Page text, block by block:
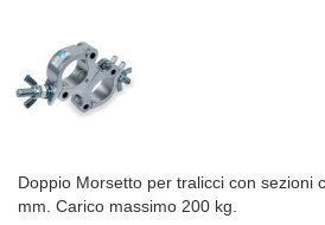
Doppio Morsetto per tralicci con sezioni
mm. Carico massimo 200 kg.